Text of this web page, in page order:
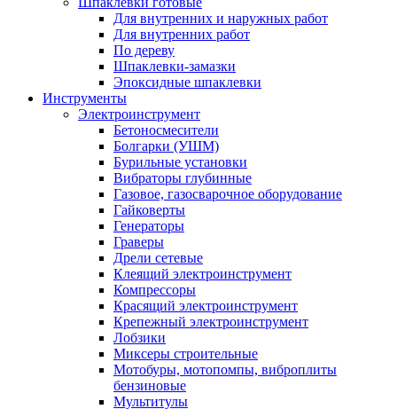
Для внутренних и наружных работ
Для внутренних работ
По дереву
Шпаклевки-замазки
Эпоксидные шпаклевки
Инструменты
Электроинструмент
Бетоносмесители
Болгарки (УШМ)
Бурильные установки
Вибраторы глубинные
Газовое, газосварочное оборудование
Гайковерты
Генераторы
Граверы
Дрели сетевые
Клеящий электроинструмент
Компрессоры
Красящий электроинструмент
Крепежный электроинструмент
Лобзики
Миксеры строительные
Мотобуры, мотопомпы, виброплиты
бензиновые
Мультитулы